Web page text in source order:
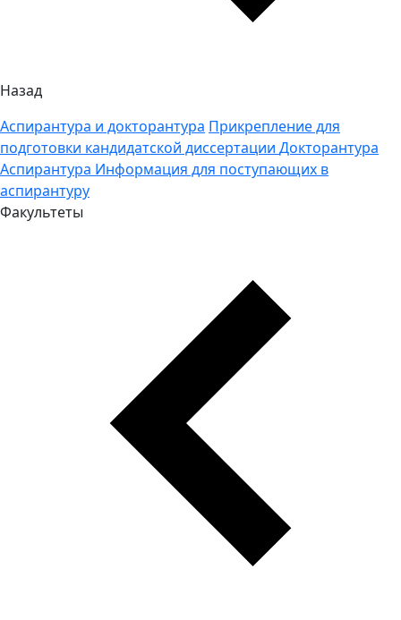
Назад
Аспирантура и докторантура Прикрепление для
подготовки кандидатской диссертации Докторантура
Аспирантура Информация для поступающих в
аспирантуру
Факультеты